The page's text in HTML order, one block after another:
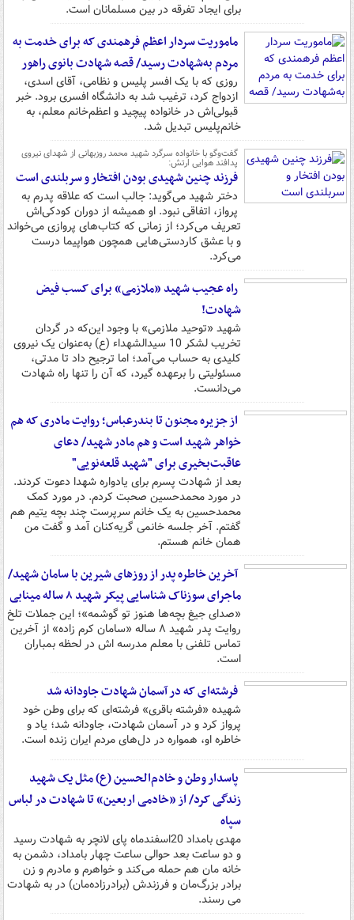
برای ایجاد تفرقه در بین مسلمانان است.
ماموریت سردار اعظم فرهمندی که برای خدمت به
مردم به‌شهادت رسید/ قصه شهادت بانوی راهور
روزی که با یک افسر پلیس و نظامی، آقای اسدی،
ازدواج کرد، ترغیب شد به دانشگاه افسری برود. خبر
قبولی‌اش در خانواده پیچید و اعظم‌خانم معلم، به
خانم‌پلیس تبدیل شد.
گفت‌وگو با خانواده سرگرد شهید محمد روزبهانی از شهدای نیروی
پدافند هوایی ارتش:
فرزند چنین شهیدی بودن افتخار و سربلندی است
دختر شهید می‌گوید: جالب است که علاقه پدرم به
پرواز، اتفاقی نبود. او همیشه از دوران کودکی‌اش
تعریف می‌کرد؛ از زمانی که کتاب‌های پروازی می‌خواند
و با عشق کاردستی‌هایی همچون هواپیما درست
می‌کرد.
راه عجیب شهید «ملازمی» برای کسب فیض
شهادت!
شهید «توحید ملازمی» با وجود این‌که در گردان
تخریب لشکر 10 سیدالشهداء (ع) به‌عنوان یک نیروی
کلیدی به حساب می‌آمد؛ اما ترجیح داد تا مدتی،
مسئولیتی را برعهده گیرد، که آن را تنها راه شهادت
می‌دانست.
از جزیره مجنون تا بندرعباس؛ روایت مادری که هم
خواهر شهید است و هم مادر شهید/ دعای
عاقبت‌بخیری برای "شهید قلعه‌نویی"
بعد از شهادت پسرم برای یادواره شهدا دعوت کردند.
در مورد محمدحسین صحبت کردم. در مورد کمک
محمدحسین به یک خانم سرپرست چند بچه یتیم هم
گفتم. آخر جلسه خانمی گریه‌کنان آمد و گفت من
همان خانم هستم.
آخرین خاطره پدر از روزهای شیرین با سامان شهید/
ماجرای سوزناک شناسایی پیکر شهید ۸ ساله مینابی
«صدای جیغ بچه‌ها هنوز تو گوشمه»؛ این جملات تلخ
روایت پدر شهید ۸ ساله «سامان کرم زاده» از آخرین
تماس تلفنی با معلم مدرسه اش در لحظه بمباران
است.
فرشته‌ای که در آسمان شهادت جاودانه شد
شهیده «فرشته باقری» فرشته‌ای که برای وطن خود
پرواز کرد و در آسمان شهادت، جاودانه شد؛ یاد و
خاطره او، همواره در دل‌های مردم ایران زنده است.
پاسدار وطن و خادم‌الحسین (ع) مثل یک شهید
زندگی کرد/ از «خادمی اربعین» تا شهادت در لباس
سپاه
مهدی بامداد 20اسفندماه پای لانچر به شهادت رسید
و دو ساعت بعد حوالی ساعت چهار بامداد، دشمن به
خانه مان هم حمله می‌کند و خواهرم و مادرم و زن
برادر بزرگ‌مان و فرزندش (برادرزاده‌مان) در به شهادت
می رسند.